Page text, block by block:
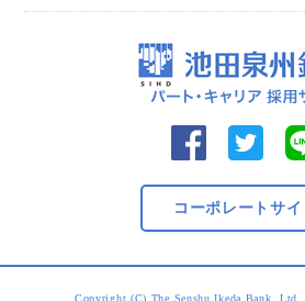
コーポレートサイ
Copyright (C) The Senshu Ikeda Bank,